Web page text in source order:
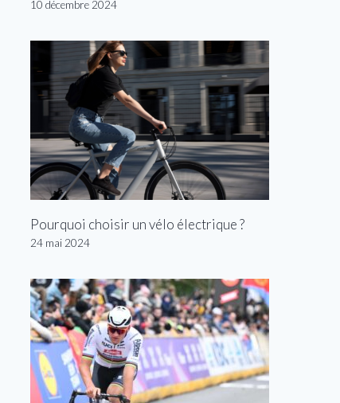
10 décembre 2024
Pourquoi choisir un vélo électrique ?
24 mai 2024